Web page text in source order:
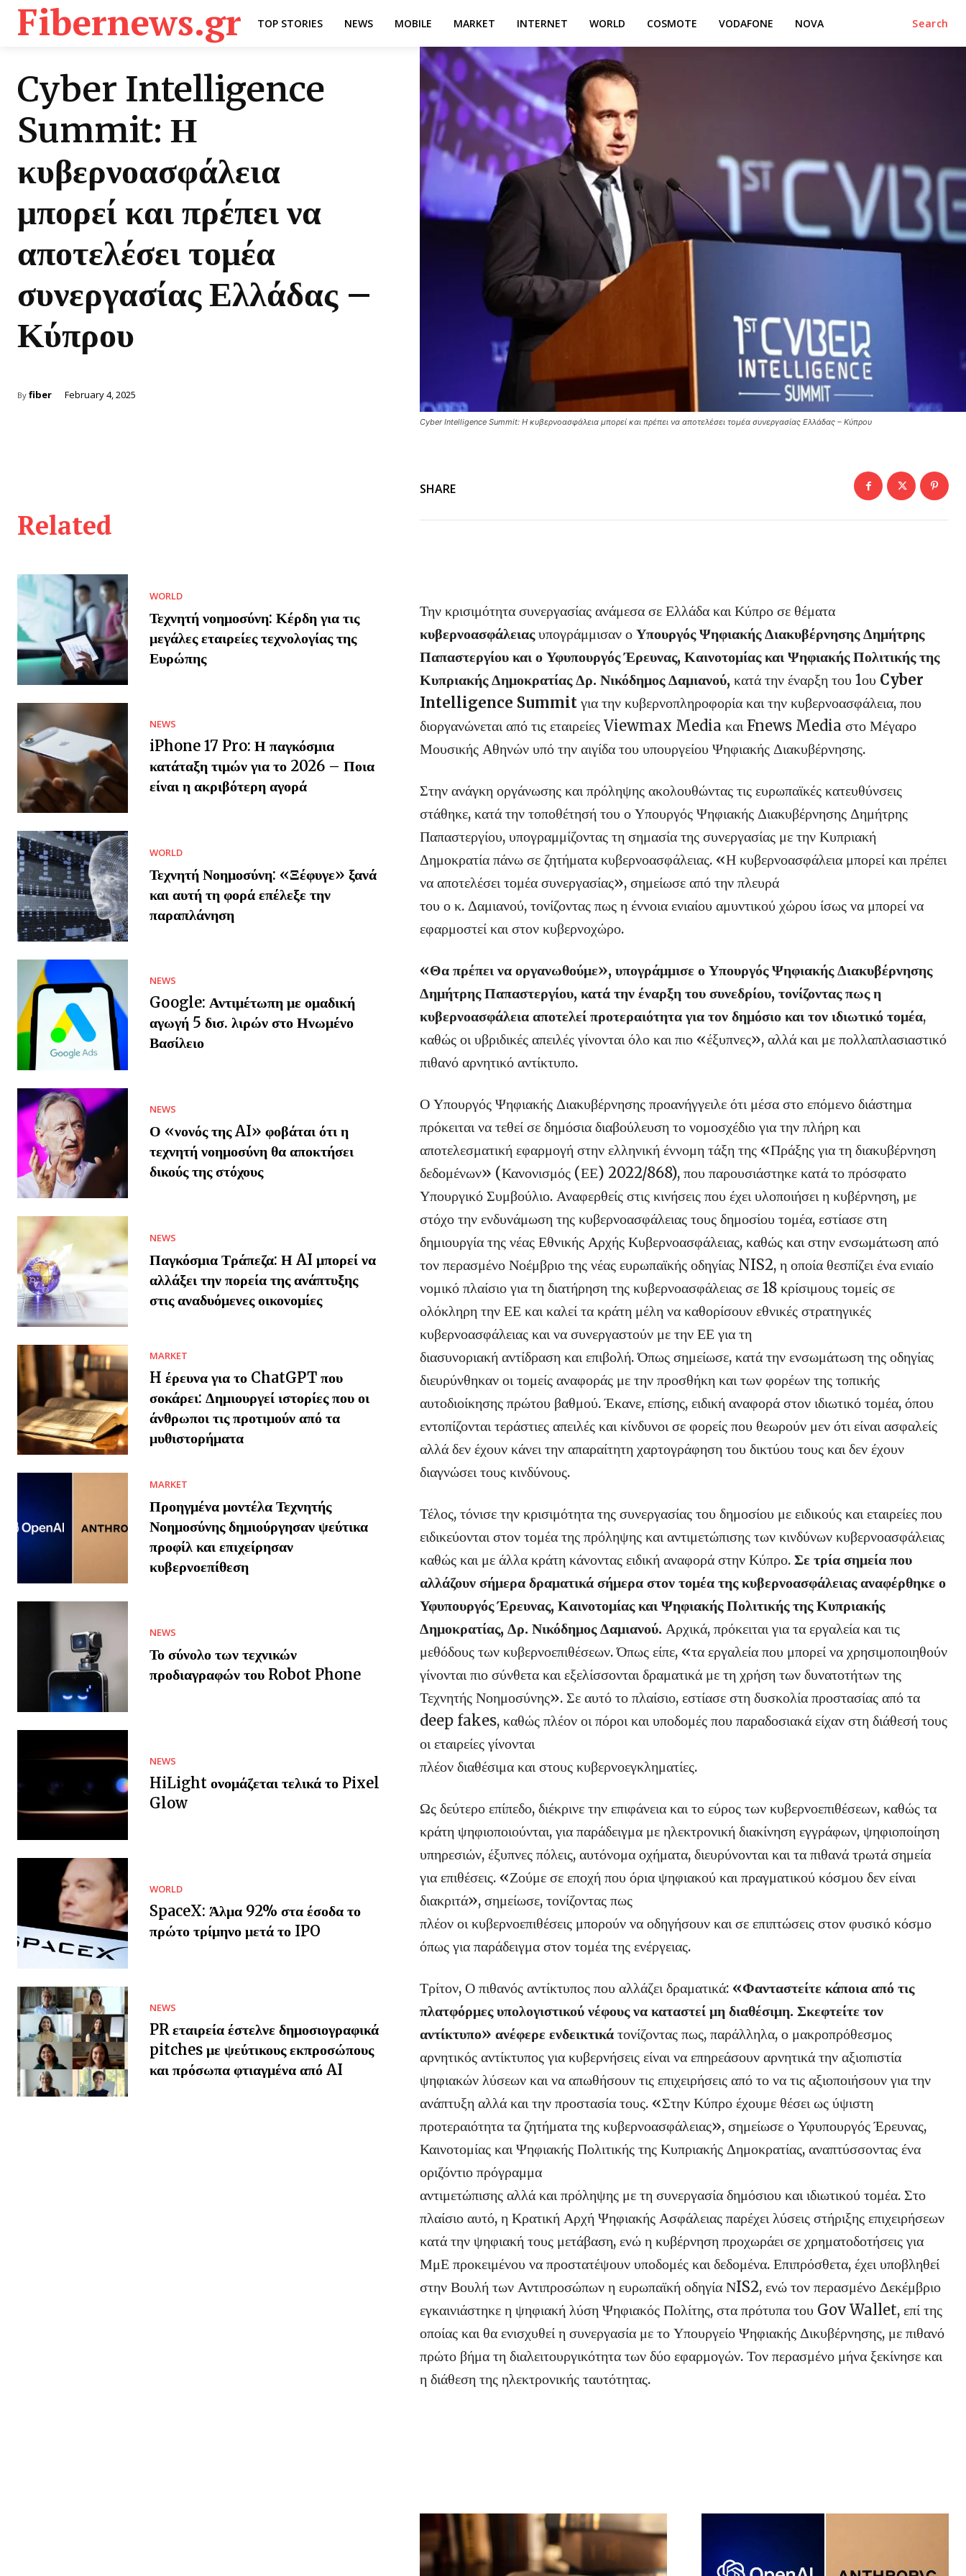
Fibernews.gr TOP STORIES NEWS MOBILE MARKET INTERNET WORLD COSMOTE VODAFONE NOVA Search
Cyber Intelligence
Summit: Η
κυβερνοασφάλεια
μπορεί και πρέπει να
αποτελέσει τομέα
συνεργασίας Ελλάδας –
Κύπρου
By fiber February 4, 2025
Cyber Intelligence Summit: Η κυβερνοασφάλεια μπορεί και πρέπει να αποτελέσει τομέα συνεργασίας Ελλάδας – Κύπρου
Related
WORLD
Τεχνητή νοημοσύνη: Κέρδη για τις
μεγάλες εταιρείες τεχνολογίας της
Ευρώπης
NEWS
iPhone 17 Pro: Η παγκόσμια
κατάταξη τιμών για το 2026 – Ποια
είναι η ακριβότερη αγορά
WORLD
Τεχνητή Νοημοσύνη: «Ξέφυγε» ξανά
και αυτή τη φορά επέλεξε την
παραπλάνηση
NEWS
Google: Αντιμέτωπη με ομαδική
αγωγή 5 δισ. λιρών στο Ηνωμένο
Βασίλειο
NEWS
Ο «νονός της AI» φοβάται ότι η
τεχνητή νοημοσύνη θα αποκτήσει
δικούς της στόχους
NEWS
Παγκόσμια Τράπεζα: Η AI μπορεί να
αλλάξει την πορεία της ανάπτυξης
στις αναδυόμενες οικονομίες
MARKET
H έρευνα για το ChatGPT που
σοκάρει: Δημιουργεί ιστορίες που οι
άνθρωποι τις προτιμούν από τα
μυθιστορήματα
MARKET
Προηγμένα μοντέλα Τεχνητής
Νοημοσύνης δημιούργησαν ψεύτικα
προφίλ και επιχείρησαν
κυβερνοεπίθεση
NEWS
Το σύνολο των τεχνικών
προδιαγραφών του Robot Phone
NEWS
HiLight ονομάζεται τελικά το Pixel
Glow
WORLD
SpaceX: Άλμα 92% στα έσοδα το
πρώτο τρίμηνο μετά το IPO
NEWS
PR εταιρεία έστελνε δημοσιογραφικά
pitches με ψεύτικους εκπροσώπους
και πρόσωπα φτιαγμένα από AI
SHARE
Την κρισιμότητα συνεργασίας ανάμεσα σε Ελλάδα και Κύπρο σε θέματα
κυβερνοασφάλειαςυπογράμμισαν ο Υπουργός Ψηφιακής Διακυβέρνησης Δημήτρης
Παπαστεργίου και ο Υφυπουργός Έρευνας, Καινοτομίας και Ψηφιακής Πολιτικής της
Κυπριακής Δημοκρατίας Δρ. Νικόδημος Δαμιανού, κατά την έναρξη του 1ου Cyber
Intelligence Summit για την κυβερνοπληροφορία και την κυβερνοασφάλεια, που
διοργανώνεται από τις εταιρείες Viewmax Media και Fnews Media στο Μέγαρο
Μουσικής Αθηνών υπό την αιγίδα του υπουργείου Ψηφιακής Διακυβέρνησης.
Στην ανάγκη οργάνωσης και πρόληψης ακολουθώντας τις ευρωπαϊκές κατευθύνσεις
στάθηκε, κατά την τοποθέτησή του ο Υπουργός Ψηφιακής Διακυβέρνησης Δημήτρης
Παπαστεργίου, υπογραμμίζοντας τη σημασία της συνεργασίας με την Κυπριακή
Δημοκρατία πάνω σε ζητήματα κυβερνοασφάλειας. «Η κυβερνοασφάλεια μπορεί και πρέπει
να αποτελέσει τομέα συνεργασίας», σημείωσε από την πλευρά
του ο κ. Δαμιανού, τονίζοντας πως η έννοια ενιαίου αμυντικού χώρου ίσως να μπορεί να
εφαρμοστεί και στον κυβερνοχώρο.
«Θα πρέπει να οργανωθούμε», υπογράμμισε ο Υπουργός Ψηφιακής Διακυβέρνησης
Δημήτρης Παπαστεργίου, κατά την έναρξη του συνεδρίου, τονίζοντας πως η
κυβερνοασφάλεια αποτελεί προτεραιότητα για τον δημόσιο και τον ιδιωτικό τομέα,
καθώς οι υβριδικές απειλές γίνονται όλο και πιο «έξυπνες», αλλά και με πολλαπλασιαστικό
πιθανό αρνητικό αντίκτυπο.
Ο Υπουργός Ψηφιακής Διακυβέρνησης προανήγγειλε ότι μέσα στο επόμενο διάστημα
πρόκειται να τεθεί σε δημόσια διαβούλευση το νομοσχέδιο για την πλήρη και
αποτελεσματική εφαρμογή στην ελληνική έννομη τάξη της «Πράξης για τη διακυβέρνηση
δεδομένων» (Κανονισμός (ΕΕ) 2022/868), που παρουσιάστηκε κατά το πρόσφατο
Υπουργικό Συμβούλιο. Αναφερθείς στις κινήσεις που έχει υλοποιήσει η κυβέρνηση, με
στόχο την ενδυνάμωση της κυβερνοασφάλειας τους δημοσίου τομέα, εστίασε στη
δημιουργία της νέας Εθνικής Αρχής Κυβερνοασφάλειας, καθώς και στην ενσωμάτωση από
τον περασμένο Νοέμβριο της νέας ευρωπαϊκής οδηγίας NIS2, η οποία θεσπίζει ένα ενιαίο
νομικό πλαίσιο για τη διατήρηση της κυβερνοασφάλειας σε 18 κρίσιμους τομείς σε
ολόκληρη την ΕΕ και καλεί τα κράτη μέλη να καθορίσουν εθνικές στρατηγικές
κυβερνοασφάλειας και να συνεργαστούν με την ΕΕ για τη
διασυνοριακή αντίδραση και επιβολή. Όπως σημείωσε, κατά την ενσωμάτωση της οδηγίας
διευρύνθηκαν οι τομείς αναφοράς με την προσθήκη και των φορέων της τοπικής
αυτοδιοίκησης πρώτου βαθμού. Έκανε, επίσης, ειδική αναφορά στον ιδιωτικό τομέα, όπου
εντοπίζονται τεράστιες απειλές και κίνδυνοι σε φορείς που θεωρούν μεν ότι είναι ασφαλείς
αλλά δεν έχουν κάνει την απαραίτητη χαρτογράφηση του δικτύου τους και δεν έχουν
διαγνώσει τους κινδύνους.
Τέλος, τόνισε την κρισιμότητα της συνεργασίας του δημοσίου με ειδικούς και εταιρείες που
ειδικεύονται στον τομέα της πρόληψης και αντιμετώπισης των κινδύνων κυβερνοασφάλειας
καθώς και με άλλα κράτη κάνοντας ειδική αναφορά στην Κύπρο. Σε τρία σημεία που
αλλάζουν σήμερα δραματικά σήμερα στον τομέα της κυβερνοασφάλειας αναφέρθηκε ο
Υφυπουργός Έρευνας, Καινοτομίας και Ψηφιακής Πολιτικής της Κυπριακής
Δημοκρατίας, Δρ. Νικόδημος Δαμιανού. Αρχικά, πρόκειται για τα εργαλεία και τις
μεθόδους των κυβερνοεπιθέσεων. Όπως είπε, «τα εργαλεία που μπορεί να χρησιμοποιηθούν
γίνονται πιο σύνθετα και εξελίσσονται δραματικά με τη χρήση των δυνατοτήτων της
Τεχνητής Νοημοσύνης». Σε αυτό το πλαίσιο, εστίασε στη δυσκολία προστασίας από τα
deep fakes, καθώς πλέον οι πόροι και υποδομές που παραδοσιακά είχαν στη διάθεσή τους
οι εταιρείες γίνονται
πλέον διαθέσιμα και στους κυβερνοεγκληματίες.
Ως δεύτερο επίπεδο, διέκρινε την επιφάνεια και το εύρος των κυβερνοεπιθέσεων, καθώς τα
κράτη ψηφιοποιούνται, για παράδειγμα με ηλεκτρονική διακίνηση εγγράφων, ψηφιοποίηση
υπηρεσιών, έξυπνες πόλεις, αυτόνομα οχήματα, διευρύνονται και τα πιθανά τρωτά σημεία
για επιθέσεις. «Ζούμε σε εποχή που όρια ψηφιακού και πραγματικού κόσμου δεν είναι
διακριτά», σημείωσε, τονίζοντας πως
πλέον οι κυβερνοεπιθέσεις μπορούν να οδηγήσουν και σε επιπτώσεις στον φυσικό κόσμο
όπως για παράδειγμα στον τομέα της ενέργειας.
Τρίτον, Ο πιθανός αντίκτυπος που αλλάζει δραματικά: «Φανταστείτε κάποια από τις
πλατφόρμες υπολογιστικού νέφους να καταστεί μη διαθέσιμη. Σκεφτείτε τον
αντίκτυπο» ανέφερε ενδεικτικά τονίζοντας πως, παράλληλα, ο μακροπρόθεσμος
αρνητικός αντίκτυπος για κυβερνήσεις είναι να επηρεάσουν αρνητικά την αξιοπιστία
ψηφιακών λύσεων και να απωθήσουν τις επιχειρήσεις από το να τις αξιοποιήσουν για την
ανάπτυξη αλλά και την προστασία τους. «Στην Κύπρο έχουμε θέσει ως ύψιστη
προτεραιότητα τα ζητήματα της κυβερνοασφάλειας», σημείωσε ο Υφυπουργός Έρευνας,
Καινοτομίας και Ψηφιακής Πολιτικής της Κυπριακής Δημοκρατίας, αναπτύσσοντας ένα
οριζόντιο πρόγραμμα
αντιμετώπισης αλλά και πρόληψης με τη συνεργασία δημόσιου και ιδιωτικού τομέα. Στο
πλαίσιο αυτό, η Κρατική Αρχή Ψηφιακής Ασφάλειας παρέχει λύσεις στήριξης επιχειρήσεων
κατά την ψηφιακή τους μετάβαση, ενώ η κυβέρνηση προχωράει σε χρηματοδοτήσεις για
ΜμΕ προκειμένου να προστατέψουν υποδομές και δεδομένα. Επιπρόσθετα, έχει υποβληθεί
στην Βουλή των Αντιπροσώπων η ευρωπαϊκή οδηγία ΝIS2, ενώ τον περασμένο Δεκέμβριο
εγκαινιάστηκε η ψηφιακή λύση Ψηφιακός Πολίτης, στα πρότυπα του Gov Wallet, επί της
οποίας και θα ενισχυθεί η συνεργασία με το Υπουργείο Ψηφιακής Δικυβέρνησης, με πιθανό
πρώτο βήμα τη διαλειτουργικότητα των δύο εφαρμογών. Τον περασμένο μήνα ξεκίνησε και
η διάθεση της ηλεκτρονικής ταυτότητας.